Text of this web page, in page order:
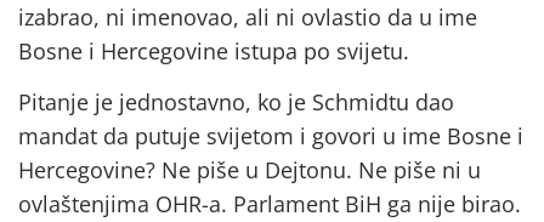
izabrao, ni imenovao, ali ni ovlastio da u ime
Bosne i Hercegovine istupa po svijetu.
Pitanje je jednostavno, ko je Schmidtu dao
mandat da putuje svijetom i govori u ime Bosne i
Hercegovine? Ne piše u Dejtonu. Ne piše ni u
ovlaštenjima OHR-a. Parlament BiH ga nije birao.